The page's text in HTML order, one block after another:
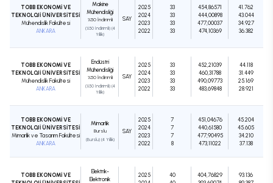
TOBB EKONOMİ VE
TEKNOLOJİ ÜNİVERSİTESİ
Mühendislik Fakültesi
ANKARA
Makine
Mühendisliği
%50 İndirimli
(%50 İndirimli) (4
Yıllık)
SAY
2025
2024
2023
2022
33
33
33
33
454,86571
444,00898
477,00037
474,10369
41.762
43.044
34.927
36.382
TOBB EKONOMİ VE
TEKNOLOJİ ÜNİVERSİTESİ
Mühendislik Fakültesi
ANKARA
Endüstri
Mühendisliği
%50 İndirimli
(%50 İndirimli) (4
Yıllık)
SAY
2025
2024
2023
2022
33
33
33
33
452,21039
460,31788
490,09773
483,69848
44.118
31.449
25.169
28.921
TOBB EKONOMİ VE
TEKNOLOJİ ÜNİVERSİTESİ
Mimarlık ve Tasarım Fakültesi
ANKARA
Mimarlık
Burslu
(Burslu) (4 Yıllık)
SAY
2025
2024
2023
2022
7
7
7
8
451,04676
440,61580
477,90495
473,11022
45.204
45.605
34.210
37.138
TOBB EKONOMİ VE
Elektrik-
Elektronik
2025
40
404,76829
93.136